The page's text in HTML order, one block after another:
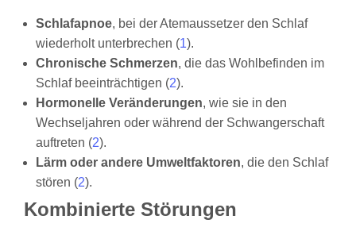
Schlafapnoe, bei der Atemaussetzer den Schlaf
wiederholt unterbrechen (1).
Chronische Schmerzen, die das Wohlbefinden im
Schlaf beeinträchtigen (2).
Hormonelle Veränderungen, wie sie in den
Wechseljahren oder während der Schwangerschaft
auftreten (2).
Lärm oder andere Umweltfaktoren, die den Schlaf
stören (2).
Kombinierte Störungen